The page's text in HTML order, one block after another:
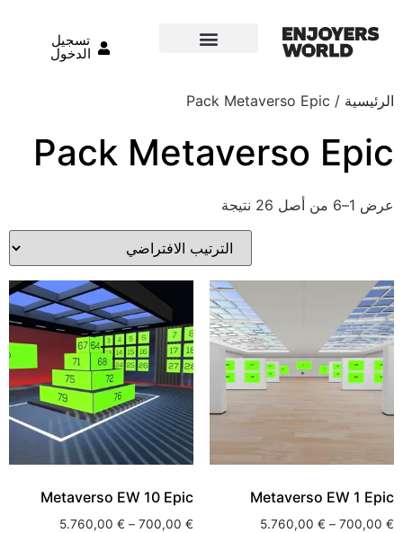
تسجيل
الدخول
الرئيسية / Pack Metaverso Epic
Pack Metaverso Epic
عرض 1–6 من أصل 26 نتيجة
Metaverso EW 1 Epic
700,00 €
–
5.760,00 €
Metaverso EW 10 Epic
700,00€
–
5.760,00€